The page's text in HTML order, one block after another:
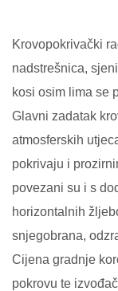
Krovopokrivački
nadstrešnica,
kosi osim lima se
Glavni zadatak
atmosferskih
pokrivaju i
povezani su i s
horizontalnih
snjegobrana,
Cijena gradnje
pokrovu te